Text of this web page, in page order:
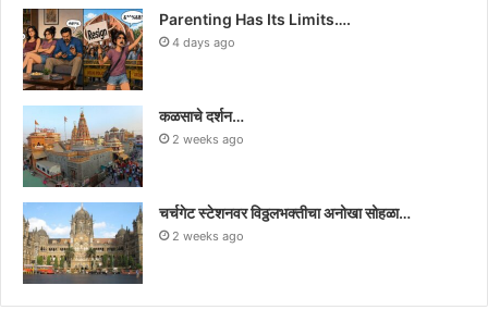
Parenting Has Its Limits….
4 days ago
कळसाचे दर्शन…
2 weeks ago
चर्चगेट स्टेशनवर विठ्ठलभक्तीचा अनोखा सोहळा…
2 weeks ago